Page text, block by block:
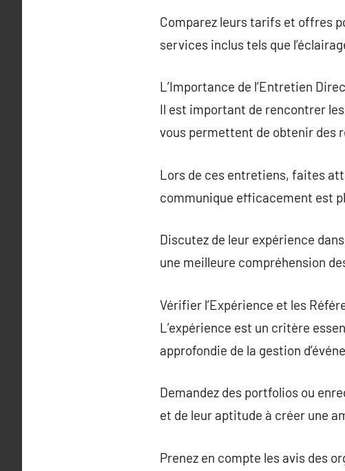
Comparez leurs tarifs et offres
services inclus tels que
L’Importance de l’Entretien
Il est important de rencontrer
vous permettent de obtenir des
Lors de ces entretiens, faites
communique efficacement est
Discutez de leur expérience
une meilleure compréhension
Vérifier l’Expérience et les
L’expérience est un critère
approfondie de la gestion
Demandez des portfolios ou
et de leur aptitude à créer une
Prenez en compte les avis des